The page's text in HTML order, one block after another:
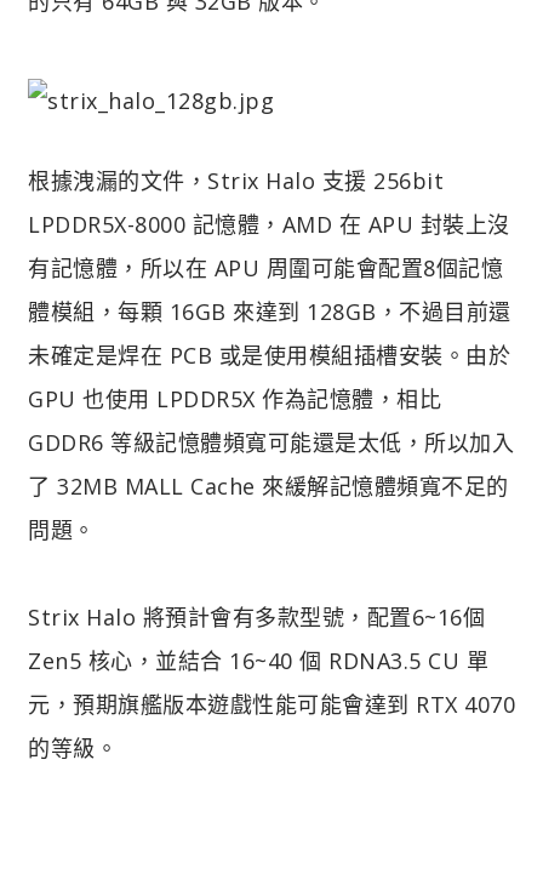
根據洩漏的文件，Strix Halo 支援 256bit
LPDDR5X-8000 記憶體，AMD 在 APU 封裝上沒
有記憶體，所以在 APU 周圍可能會配置8個記憶
體模組，每顆 16GB 來達到 128GB，不過目前還
未確定是焊在 PCB 或是使用模組插槽安裝。由於
GPU 也使用 LPDDR5X 作為記憶體，相比
GDDR6 等級記憶體頻寬可能還是太低，所以加入
了 32MB MALL Cache 來緩解記憶體頻寬不足的
問題。
Strix Halo 將預計會有多款型號，配置6~16個
Zen5 核心，並結合 16~40 個 RDNA3.5 CU 單
元，預期旗艦版本遊戲性能可能會達到 RTX 4070
的等級。